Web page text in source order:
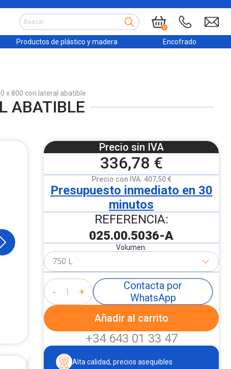
0
Productos de plástico y madera Encofrado
x 800 con lateral abatible
ABATIBLE
Precio sin IVA
336,78 €
Precio con IVA: 407,50 €
Presupuesto inmediato en 30
minutos
REFERENCIA:
025.00.5036-A
Volumen:
750 L
- +
Contacta por
WhatsApp
Añadir al carrito
+34 643 01 33 47
Alta calidad, precios asequibles